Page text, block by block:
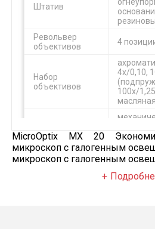
Штатив
Револьвер
объективов
4
Набор
объективов
4x/0,10,
100х/
столик
мм
1,2, с
MicroOptix MX 20
микроскоп с галогенным
микроскоп с галогенным